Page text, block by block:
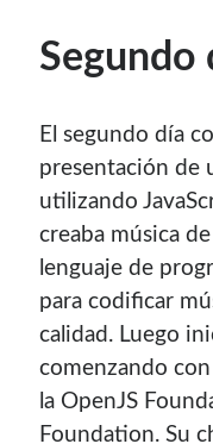
Segundo
El segundo día
presentación de
utilizando
creaba música
lenguaje de
para codificar
calidad. Luego
comenzando
la OpenJS
Foundation. Su